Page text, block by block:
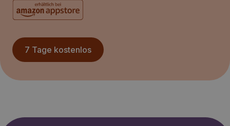
7 Tage kostenlos